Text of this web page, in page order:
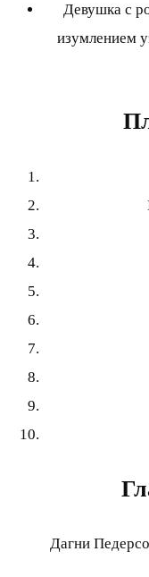
Девушка с
изумлением
Дагни